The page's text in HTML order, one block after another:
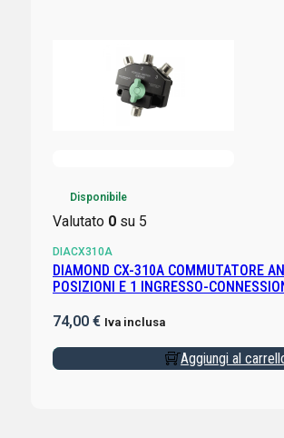
Disponibile
Valutato 0su 5
DIACX310A
DIAMOND CX-310A COMMUTATORE
POSIZIONI E 1 INGRESSO-
74,00 € Iva inclusa
Aggiungi al